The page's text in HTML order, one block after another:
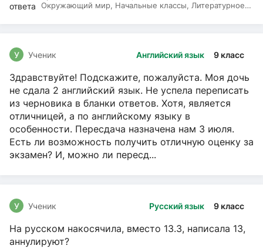
Окружающий мир, Начальные классы, Литературное
Английский язык 9 класс
У Ученик
Здравствуйте! Подскажите, пожалуйста. Моя дочь
не сдала 2 английский язык. Не успела переписать
из черновика в бланки ответов. Хотя, является
отличницей, а по английскому языку в
особенности. Пересдача назначена нам 3 июля.
Есть ли возможность получить отличную оценку за
экзамен? И, можно ли пересд...
Русский язык 9 класс
У Ученик
На русском накосячила, вместо 13.3, написала 13,
аннулируют?